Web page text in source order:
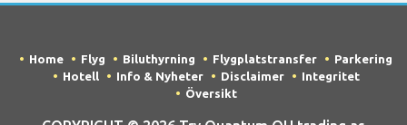
Home Flyg Biluthyrning Flygplatstransfer
Parkering
Hotell
Info & Nyheter Disclaimer
Integritet
Översikt